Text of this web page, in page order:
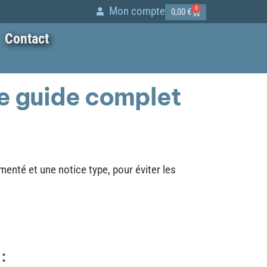
0,00€ 0
Mon compte
Contact
guide complet
et une notice type, pour éviter les